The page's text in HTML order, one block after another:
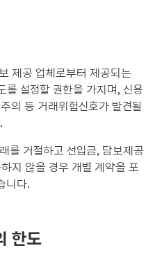
제공 업체로부터 제공되는
를 설정할 권한을 가지며, 신용
의 등 거래위험신호가 발견될
를 거절하고 선입금, 담보제공
지 않을 경우 개별 계약을 포
니다.
한도